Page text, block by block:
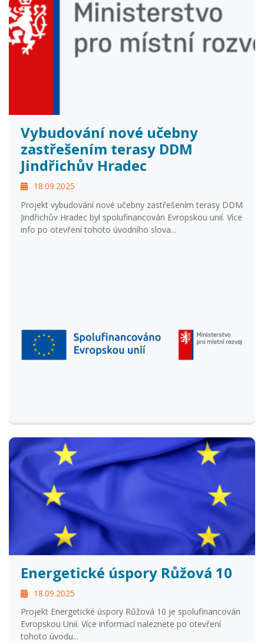
Vybudování nové učebny
zastřešením terasy DDM
Jindřichův Hradec
18.09.2025
Projekt vybudování nové učebny zastřešením terasy DDM
Jindřichův Hradec byl spolufinancován Evropskou unií. Více
info po otevření tohoto úvodního slova...
Energetické úspory Růžová 10
18.09.2025
Projekt Energetické úspory Růžová 10 je spolufinancován
Evropskou Unií. Více informací naleznete po otevření
tohoto úvodu...